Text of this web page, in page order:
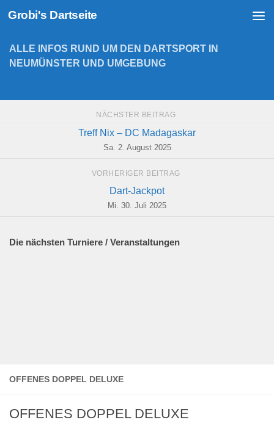
Zum Inhalt springen
Grobi's Dartseite
OFFENES DOPPEL DELUXE
OFFENES DOPPEL DELUXE
ALLE INFOS RUND UM DEN DARTSPORT IN
NEUMÜNSTER UND UMGEBUNG
NÄCHSTER BEITRAG
Treff Nix – DC Madagaskar
Sa. 2. August 2025
VORHERIGER BEITRAG
Dart-Jackpot
Mi. 30. Juli 2025
Die nächsten Turniere / Veranstaltungen